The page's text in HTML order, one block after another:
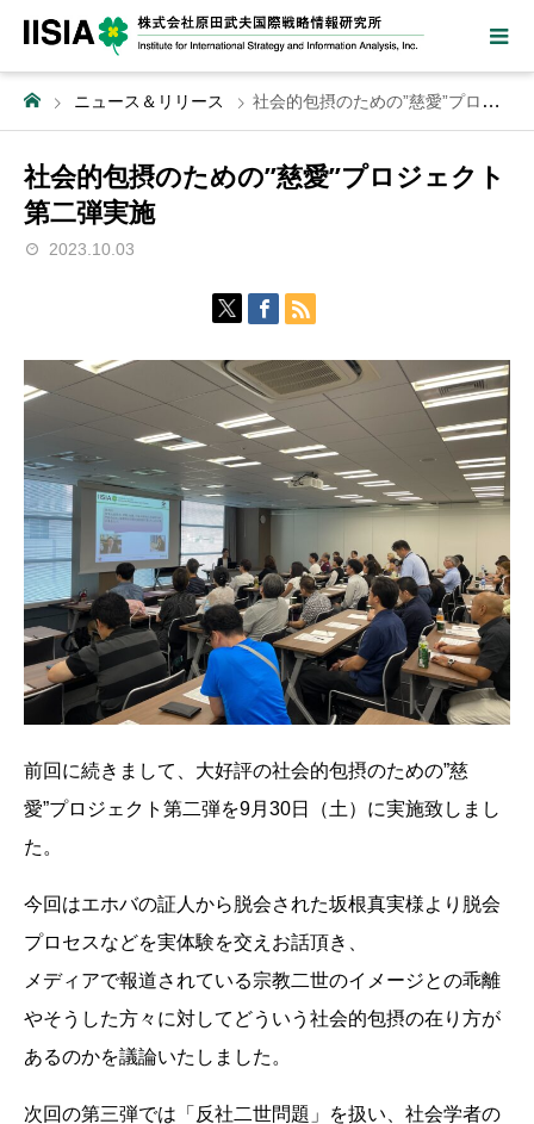
ニュース＆リリース 社会的包摂のための”慈愛”プロジェクト第二弾実施
社会的包摂のための”慈愛”プロジェクト
第二弾実施
2023.10.03
前回に続きまして、大好評の社会的包摂のための”慈
愛”プロジェクト第二弾を9月30日（土）に実施致しまし
た。
今回はエホバの証人から脱会された坂根真実様より脱会
プロセスなどを実体験を交えお話頂き、
メディアで報道されている宗教二世のイメージとの乖離
やそうした方々に対してどういう社会的包摂の在り方が
あるのかを議論いたしました。
次回の第三弾では「反社二世問題」を扱い、社会学者の